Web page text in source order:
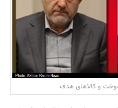
سوخت و کالاهای هدف